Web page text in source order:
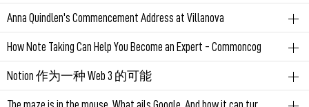
永久链接 March 23, 2023 09:51:18 PM GMT+08:00
永久链接 March 16, 2023 11:01:44 PM GMT+08:00
type:article
一只音调不准的鸟，很难找到伴侣，因为他们的沟通是
硬编码在基因中的，即code。
但人的理解能力很特别，人的语言沟通，并不止于文字
或声音本身，还有丰富的上下文信息、语气、用词、文
本顺序等等。
Anna Quindlen's Commencement Address at Villanova
type:article 成长
不愧是小说家写的毕业典型演讲，非常的感性。
Don't ever forget what a friend once wrote Senator Paul Tsongas
How Note Taking Can Help You Become an Expert - Commoncog
笔记术 学习方法 思维 type:article
一个对我来讲非常新的理论框架去理解双链笔记的价
Notion 作为一种 Web 3 的可能
web3 区块链 去中心化 self-host 数据安全 type:article